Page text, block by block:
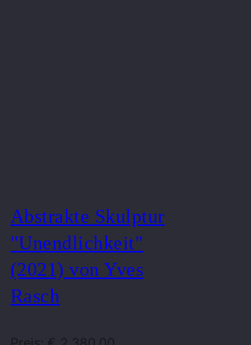
Abstrakte Skulptur
"Unendlichkeit"
(2021) von Yves
Rasch